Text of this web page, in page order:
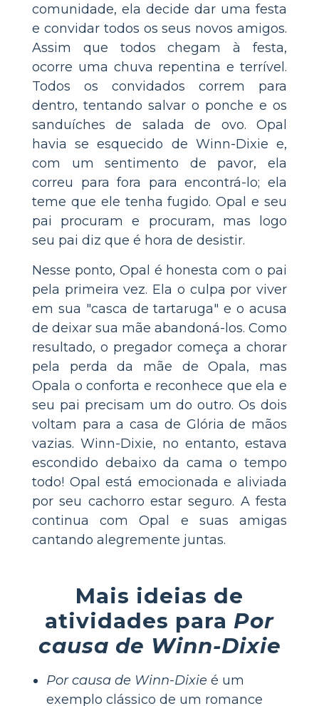
comunidade, ela decide dar uma festa
e convidar todos os seus novos amigos.
Assim que todos chegam à festa,
ocorre uma chuva repentina e terrível.
Todos os convidados correm para
dentro, tentando salvar o ponche e os
sanduíches de salada de ovo. Opal
havia se esquecido de Winn-Dixie e,
com um sentimento de pavor, ela
correu para fora para encontrá-lo; ela
teme que ele tenha fugido. Opal e seu
pai procuram e procuram, mas logo
seu pai diz que é hora de desistir.
Nesse ponto, Opal é honesta com o pai
pela primeira vez. Ela o culpa por viver
em sua "casca de tartaruga" e o acusa
de deixar sua mãe abandoná-los. Como
resultado, o pregador começa a chorar
pela perda da mãe de Opala, mas
Opala o conforta e reconhece que ela e
seu pai precisam um do outro. Os dois
voltam para a casa de Glória de mãos
vazias. Winn-Dixie, no entanto, estava
escondido debaixo da cama o tempo
todo! Opal está emocionada e aliviada
por seu cachorro estar seguro. A festa
continua com Opal e suas amigas
cantando alegremente juntas.
Mais ideias de
atividades para Por
causa de Winn-Dixie
Por causa de Winn-Dixie é um
exemplo clássico de um romance